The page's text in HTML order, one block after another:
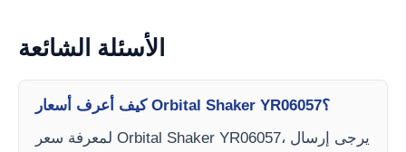
الأسئلة الشائعة
كيف أعرف أسعار Orbital Shaker YR06057؟
لمعرفة سعر Orbital Shaker YR06057، يرجى إرسال